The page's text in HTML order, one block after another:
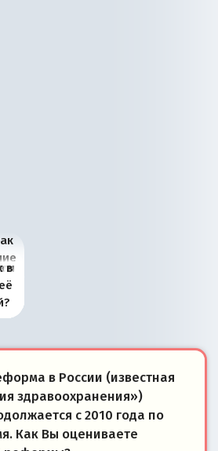
и
в
в России (известная
здравоохранения»)
с 2010 года по
Как Вы оцениваете